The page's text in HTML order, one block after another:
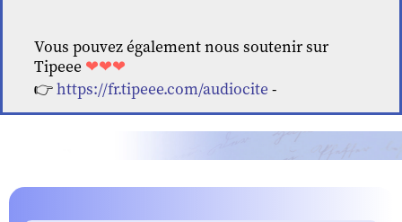
Vous pouvez également nous soutenir sur
Tipeee ❤❤❤
👉https://fr.tipeee.com/audiocite -